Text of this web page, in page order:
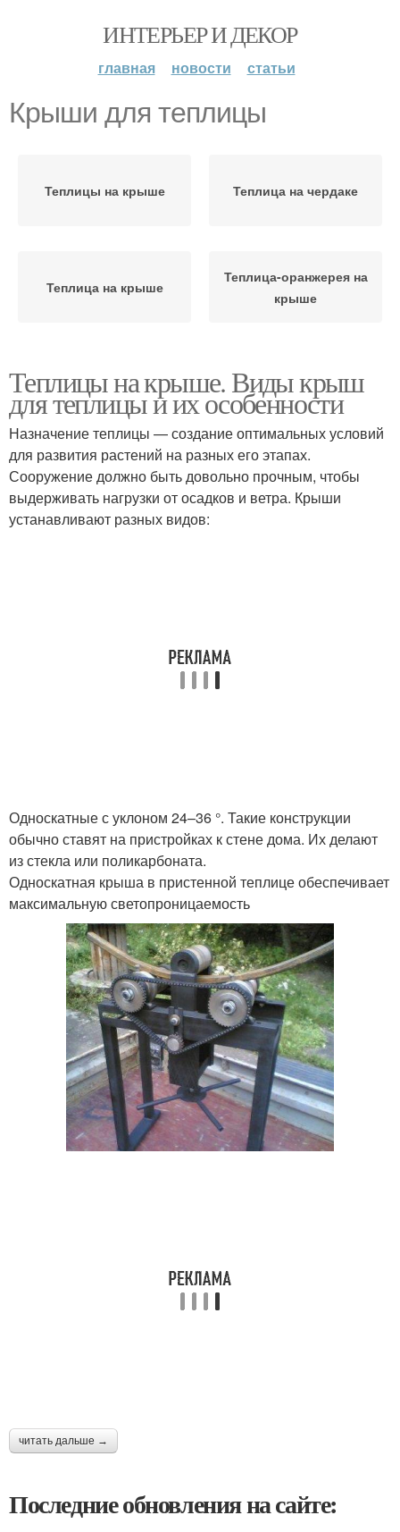
ИНТЕРЬЕР И ДЕКОР
главная новости статьи
Крыши для теплицы
Теплицы на крыше Теплица на чердаке
Теплица на крыше
Теплица-оранжерея на
крыше
Теплицы на крыше. Виды крыш
для теплицы и их особенности
Назначение теплицы — создание оптимальных условий
для развития растений на разных его этапах.
Сооружение должно быть довольно прочным, чтобы
выдерживать нагрузки от осадков и ветра. Крыши
устанавливают разных видов:
Односкатные с уклоном 24–36 °. Такие конструкции
обычно ставят на пристройках к стене дома. Их делают
из стекла или поликарбоната.
Односкатная крыша в пристенной теплице обеспечивает
максимальную светопроницаемость
читать дальше →
Последние обновления на сайте: